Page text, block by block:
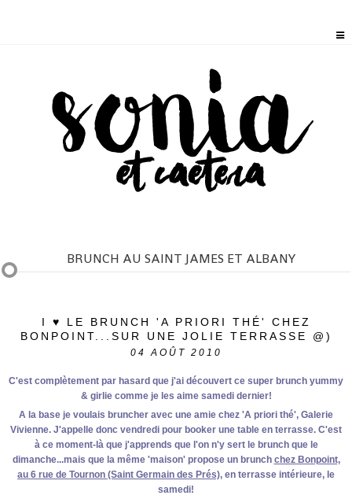
BRUNCH AU SAINT JAMES ET ALBANY
I ♥ LE BRUNCH 'A PRIORI THÉ' CHEZ
BONPOINT...SUR UNE JOLIE TERRASSE @)
04 AOÛT 2010
C'est complètement par hasard que j'ai découvert ce super brunch yummy
& girlie comme je les aime samedi dernier!
A la base je voulais bruncher avec une amie chez 'A priori thé', Galerie
Vivienne. J'appelle donc vendredi pour booker une table en terrasse. C'est
à ce moment-là que j'apprends que l'on n'y sert le brunch que le
dimanche...mais que la même 'maison' propose un brunch chez Bonpoint,
au 6 rue de Tournon (Saint Germain des Prés), en terrasse intérieure, le
samedi!